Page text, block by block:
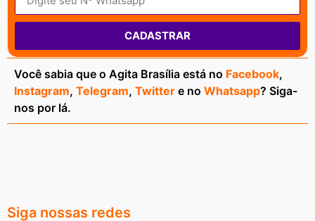
CADASTRAR
Você sabia que o Agita Brasília está no Facebook,
Instagram, Telegram, Twitter e no Whatsapp? Siga-
nos por lá.
Siga nossas redes